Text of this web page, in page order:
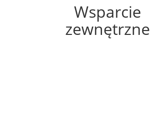
Wsparcie
zewnętrzne